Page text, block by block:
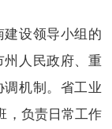
设领导小组的
人民政府、重
机制。省工业
，负责日常工作